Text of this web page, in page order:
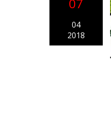
07
04
2018